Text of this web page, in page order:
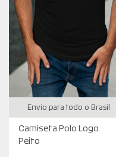
Envio para todo o Brasil
Camiseta Polo Logo
Peito